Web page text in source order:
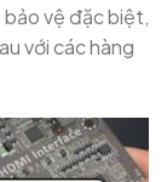
vệ đặc biệt,
với các hàng